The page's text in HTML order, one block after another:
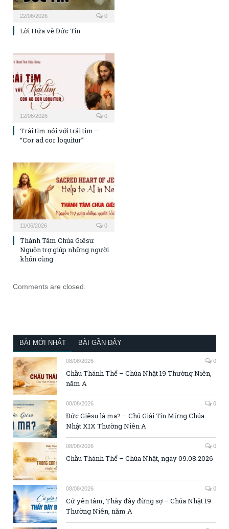
22/06/2026 0
Lời Hứa về Đức Tin
12/06/2026 0
Trái tim nói với trái tim –
“Cor ad cor loquitur”
11/06/2026 0
Thánh Tâm Chúa Giêsu:
Nguồn trợ giúp những người
khốn cùng
Comments are closed.
BÀI MỚI NHẤT BÀI GẦN ĐÂY
08/08/2026 0
Chầu Thánh Thể – Chúa Nhật 19 Thường Niên,
năm A
08/08/2026 0
Đức Giêsu là ma? – Chú Giải Tin Mừng Chúa
Nhật XIX Thường Niên A
08/08/2026 0
Chầu Thánh Thể – Chúa Nhật, ngày 09.08.2026
08/08/2026 0
Cứ yên tâm, Thầy đây đừng sợ – Chúa Nhật 19
Thường Niên, năm A